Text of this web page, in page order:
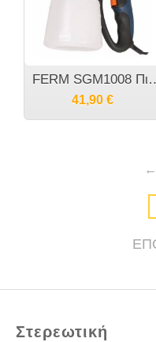
FERM SGM1008
41,90 €
Στερεωτική